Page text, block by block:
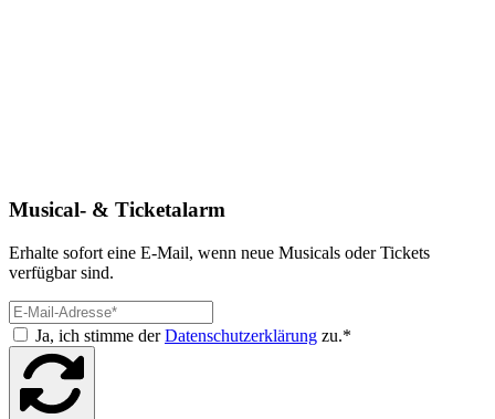
Musical- & Ticketalarm
Erhalte sofort eine E-Mail, wenn neue Musicals oder Tickets
verfügbar sind.
Ja, ich stimme derDatenschutzerklärung zu.*